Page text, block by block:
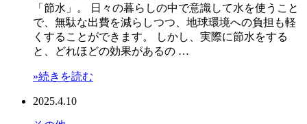
「節水」。 日々の暮らしの中で意識して水を使うこと
で、無駄な出費を減らしつつ、地球環境への負担も軽
くすることができます。 しかし、実際に節水をする
と、どれほどの効果があるの …
»続きを読む
2025.4.10